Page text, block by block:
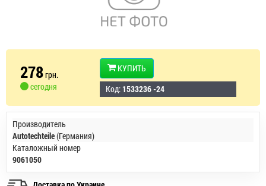
278грн.
сегодня
КУПИТЬ
Код: 1533236 -24
Производитель
Autotechteile(Германия)
Каталожный номер
9061050